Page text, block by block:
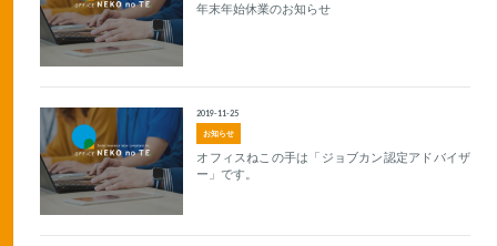
年末年始休業のお知らせ
お知らせ
2019-11-25
オフィスねこの手は「ジョブカン認定アドバイザ
ー」です。